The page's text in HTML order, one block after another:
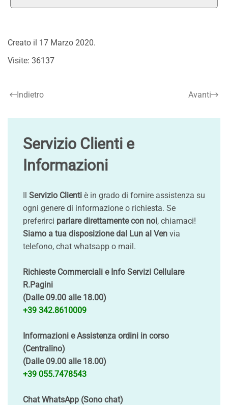
Creato il 17 Marzo 2020.
Visite: 36137
Indietro Avanti
Servizio Clienti e
Informazioni
Il Servizio Clienti è in grado di fornire assistenza su
ogni genere di informazione o richiesta. Se
preferirci parlare direttamente con noi, chiamaci!
Siamo a tua disposizione dal Lun al Ven via
telefono, chat whatsapp o mail.
Richieste Commerciali e Info Servizi Cellulare
R.Pagini
(Dalle 09.00 alle 18.00)
+39 342.8610009
Informazioni e Assistenza ordini in corso
(Centralino)
(Dalle 09.00 alle 18.00)
+39 055.7478543
Chat WhatsApp (Sono chat)